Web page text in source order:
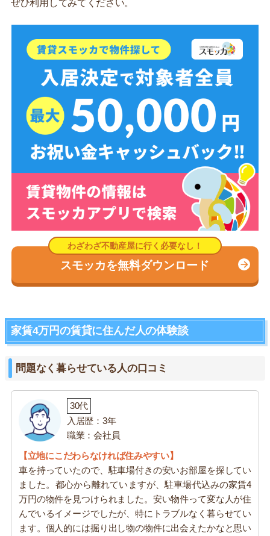
ぜひ利用してみてください。
スモッカを無料ダウンロード
家賃4万円の賃貸に住んだ人の体験談
問題なく暮らせている人の口コミ
30代
入居歴：3年
職業：会社員
【立地にこだわらなければ住みやすい】
車を持っていたので、駐車場付きの安いお部屋を探してい
ました。都心から離れていますが、駐車場代込みの家賃4
万円の物件を見つけられました。安い物件って変な人が住
んでいるイメージでしたが、特にトラブルなく暮らせてい
ます。個人的には掘り出し物の物件に出会えたかなと思い